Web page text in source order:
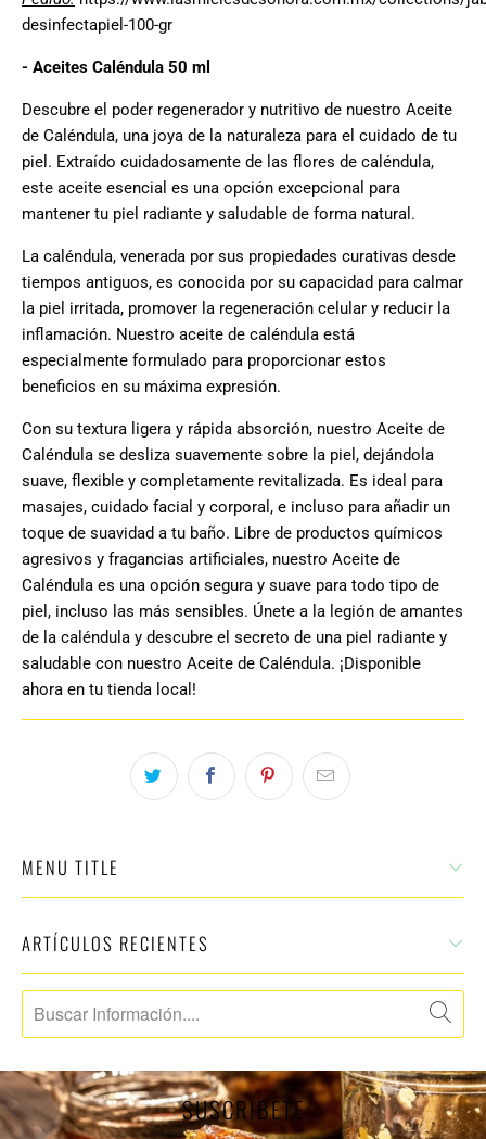
desinfectapiel-100-gr
- Aceites Caléndula 50 ml
Descubre el poder regenerador y nutritivo de nuestro Aceite
de Caléndula, una joya de la naturaleza para el cuidado de tu
piel. Extraído cuidadosamente de las flores de caléndula,
este aceite esencial es una opción excepcional para
mantener tu piel radiante y saludable de forma natural.
La caléndula, venerada por sus propiedades curativas desde
tiempos antiguos, es conocida por su capacidad para calmar
la piel irritada, promover la regeneración celular y reducir la
inflamación. Nuestro aceite de caléndula está
especialmente formulado para proporcionar estos
beneficios en su máxima expresión.
Con su textura ligera y rápida absorción, nuestro Aceite de
Caléndula se desliza suavemente sobre la piel, dejándola
suave, flexible y completamente revitalizada. Es ideal para
masajes, cuidado facial y corporal, e incluso para añadir un
toque de suavidad a tu baño. Libre de productos químicos
agresivos y fragancias artificiales, nuestro Aceite de
Caléndula es una opción segura y suave para todo tipo de
piel, incluso las más sensibles. Únete a la legión de amantes
de la caléndula y descubre el secreto de una piel radiante y
saludable con nuestro Aceite de Caléndula. ¡Disponible
ahora en tu tienda local!
MENU TITLE
ARTÍCULOS RECIENTES
SUSCRIBETE